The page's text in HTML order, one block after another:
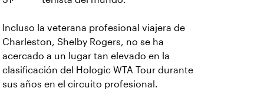
Incluso la veterana profesional viajera de
Charleston, Shelby Rogers, no se ha
acercado a un lugar tan elevado en la
clasificación del Hologic WTA Tour durante
sus años en el circuito profesional.